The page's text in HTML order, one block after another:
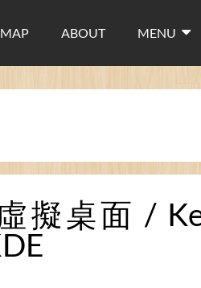
ABOUT MENU
擬桌面 /